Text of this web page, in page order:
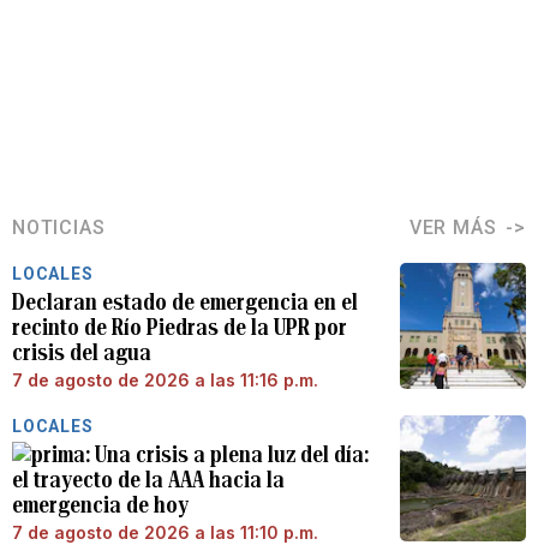
NOTICIAS VER MÁS
LOCALES
Declaran estado de emergencia en el
recinto de Río Piedras de la UPR por
crisis del agua
7 de agosto de 2026 a las 11:16 p.m.
LOCALES
Una crisis a plena luz del día:
el trayecto de la AAA hacia la
emergencia de hoy
7 de agosto de 2026 a las 11:10 p.m.